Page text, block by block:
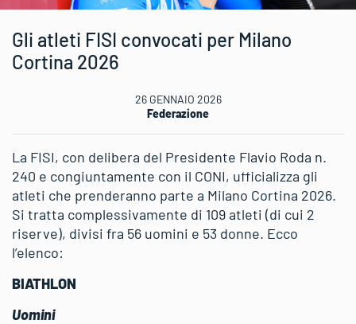
Gli atleti FISI convocati per Milano
Cortina 2026
26 GENNAIO 2026
Federazione
La FISI, con delibera del Presidente Flavio Roda n.
240 e congiuntamente con il CONI, ufficializza gli
atleti che prenderanno parte a Milano Cortina 2026.
Si tratta complessivamente di 109 atleti (di cui 2
riserve), divisi fra 56 uomini e 53 donne. Ecco
l’elenco:
BIATHLON
Uomini